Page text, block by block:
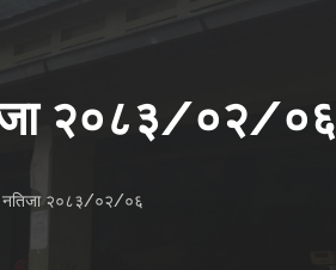
२०८३/०२/०६
नतिजा २०८३/०२/०६